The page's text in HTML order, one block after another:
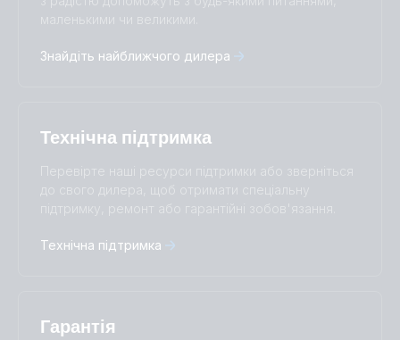
Deutsch
Italiano
Magyar
Suomalainen
Svenska
Русский
Українська
中國人
Subscribe
маленькими чи великими.
Знайдіть найближчого дилера
Технічна підтримка
Перевірте наші ресурси підтримки або зверніться
до свого дилера, щоб отримати спеціальну
підтримку, ремонт або гарантійні зобов'язання.
Технічна підтримка
Гарантія